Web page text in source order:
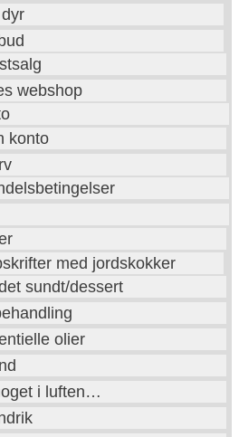
webshop
konto
med jordskokker
sundt/dessert
olier
i luften…